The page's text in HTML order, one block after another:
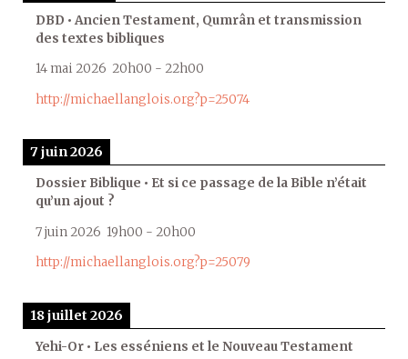
DBD • Ancien Testament, Qumrân et transmission
des textes bibliques
14 mai 2026 20h00 - 22h00
http://michaellanglois.org?p=25074
7 juin 2026
Dossier Biblique • Et si ce passage de la Bible n’était
qu’un ajout ?
7 juin 2026 19h00 - 20h00
http://michaellanglois.org?p=25079
18 juillet 2026
Yehi-Or • Les esséniens et le Nouveau Testament